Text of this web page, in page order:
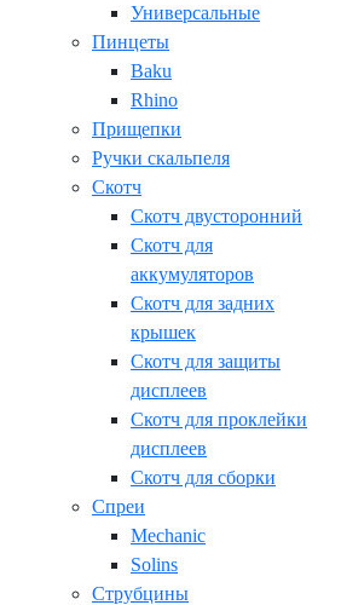
Универсальные
Пинцеты
Baku
Rhino
Прищепки
Ручки скальпеля
Скотч
Скотч двусторонний
Скотч для
аккумуляторов
Скотч для задних
крышек
Скотч для защиты
дисплеев
Скотч для проклейки
дисплеев
Скотч для сборки
Спреи
Mechanic
Solins
Струбцины